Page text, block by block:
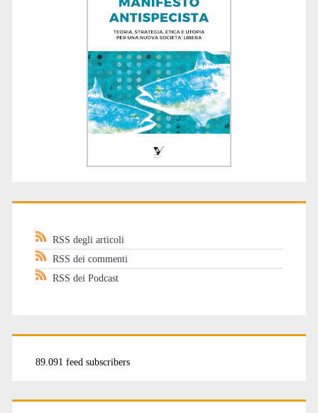
RSS degli articoli
RSS dei commenti
RSS dei Podcast
89.091 feed subscribers